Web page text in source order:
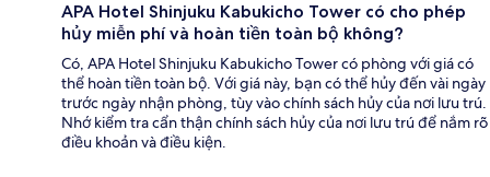
APA Hotel Shinjuku Kabukicho Tower có cho phép
hủy miễn phí và hoàn tiền toàn bộ không?
Có, APA Hotel Shinjuku Kabukicho Tower có phòng với giá có
thể hoàn tiền toàn bộ. Với giá này, bạn có thể hủy đến vài ngày
trước ngày nhận phòng, tùy vào chính sách hủy của nơi lưu trú.
Nhớ kiểm tra cẩn thận chính sách hủy của nơi lưu trú để nắm rõ
điều khoản và điều kiện.